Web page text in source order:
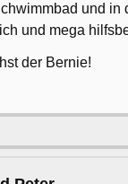
und in
und mega
der Bernie!